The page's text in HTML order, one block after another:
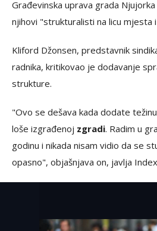
Građevinska uprava grada
njihovi "strukturalisti na licu mjesta
Kliford Džonsen, predstavnik
radnika, kritikovao je dodavanje
strukture.
"Ovo se dešava kada dodate
loše izgrađenoj zgradi. Radim u
godinu i nikada nisam vidio da se
opasno", objašnjava on, javlja